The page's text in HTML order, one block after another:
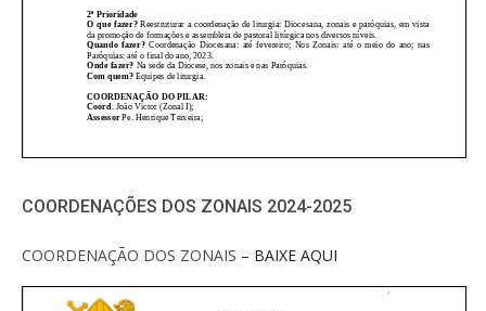
COORDENAÇÕES DOS ZONAIS 2024-2025
COORDENAÇÃO DOS ZONAIS – BAIXE AQUI